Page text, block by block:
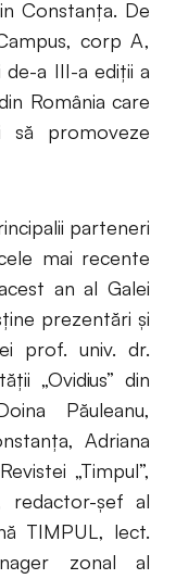
Constanța. De
corp A,
de-a III-a ediţii a
România care
să promoveze
parteneri
mai recente
an al Galei
prezentări şi
prof. univ. dr.
„Ovidius” din
Păuleanu,
Adriana
„Timpul”,
redactor-șef al
TIMPUL, lect.
zonal al